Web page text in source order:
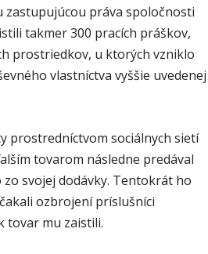
práva spoločnosti
takmer 300 pracích práškov,
prostriedkov, u ktorých vzniklo
vlastníctva vyššie uvedenej
prostredníctvom sociálnych sietí
tovarom následne predával
svojej dodávky. Tentokrát ho
ozbrojení príslušníci
tovar mu zaistili.